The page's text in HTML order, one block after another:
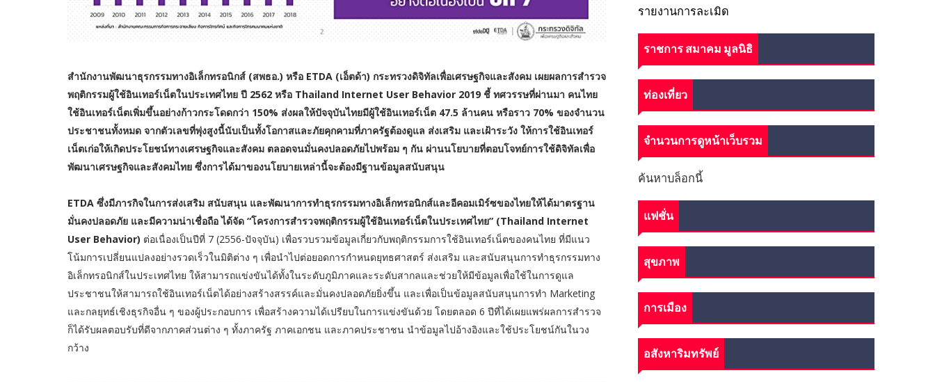
สำนักงานพัฒนาธุรกรรมทางอิเล็กทรอนิกส์ (สพธอ.) หรือ ETDA (เอ็ตด้า) กระทรวงดิจิทัลเพื่อเศรษฐกิจและสังคม เผยผลการสำรวจ
พฤติกรรมผู้ใช้อินเทอร์เน็ตในประเทศไทย ปี 2562 หรือ Thailand Internet User Behavior 2019 ชี้ ทศวรรษที่ผ่านมา คนไทย
ใช้อินเทอร์เน็ตเพิ่มขึ้นอย่างก้าวกระโดดกว่า 150% ส่งผลให้ปัจจุบันไทยมีผู้ใช้อินเทอร์เน็ต 47.5 ล้านคน หรือราว 70% ของจำนวน
ประชาชนทั้งหมด จากตัวเลขที่พุ่งสูงนี้นับเป็นทั้งโอกาสและภัยคุกคามที่ภาครัฐต้องดูแล ส่งเสริม และเฝ้าระวัง ให้การใช้อินเทอร์
เน็ตเก่อให้เกิดประโยชน์ทางเศรษฐกิจและสังคม ตลอดจนมั่นคงปลอดภัยไปพร้อม ๆ กัน ผ่านนโยบายที่ตอบโจทย์การใช้ดิจิทัลเพื่อ
พัฒนาเศรษฐกิจและสังคมไทย ซึ่งการได้มาของนโยบายเหล่านี้จะต้องมีฐานข้อมูลสนับสนุน
ETDA ซึ่งมีภารกิจในการส่งเสริม สนับสนุน และพัฒนาการทำธุรกรรมทางอิเล็กทรอนิกส์และอีคอมเมิร์ซของไทยให้ได้มาตรฐาน
มั่นคงปลอดภัย และมีความน่าเชื่อถือ ได้จัด “โครงการสำรวจพฤติกรรมผู้ใช้อินเทอร์เน็ตในประเทศไทย” (Thailand Internet
User Behavior) ต่อเนื่องเป็นปีที่ 7 (2556-ปัจจุบัน) เพื่อรวบรวมข้อมูลเกี่ยวกับพฤติกรรมการใช้อินเทอร์เน็ตของคนไทย ที่มีแนว
โน้มการเปลี่ยนแปลงอย่างรวดเร็วในมิติต่าง ๆ เพื่อนำไปต่อยอดการกำหนดยุทธศาสตร์ ส่งเสริม และสนับสนุนการทำธุรกรรมทาง
อิเล็กทรอนิกส์ในประเทศไทย ให้สามารถแข่งขันได้ทั้งในระดับภูมิภาคและระดับสากลและช่วยให้มีข้อมูลเพื่อใช้ในการดูแล
ประชาชนให้สามารถใช้อินเทอร์เน็ตได้อย่างสร้างสรรค์และมั่นคงปลอดภัยยิ่งขึ้น และเพื่อเป็นข้อมูลสนับสนุนการทำ Marketing
และกลยุทธ์เชิงธุรกิจอื่น ๆ ของผู้ประกอบการ เพื่อสร้างความได้เปรียบในการแข่งขันด้วย โดยตลอด 6 ปีที่ได้เผยแพร่ผลการสำรวจ
ก็ได้รับผลตอบรับที่ดีจากภาคส่วนต่าง ๆ ทั้งภาครัฐ ภาคเอกชน และภาคประชาชน นำข้อมูลไปอ้างอิงและใช้ประโยชน์กันในวง
กว้าง
รายงานการละเมิด
ราชการ สมาคม มูลนิธิ
ท่องเที่ยว
จำนวนการดูหน้าเว็บรวม
ค้นหาบล็อกนี้
แฟชั่น
สุขภาพ
การเมือง
อสังหาริมทรัพย์